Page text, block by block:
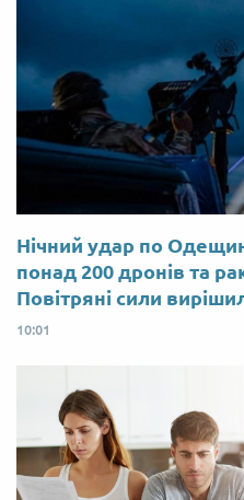
Нічний удар по
понад 200 дронів та
Повітряні сили
10:01